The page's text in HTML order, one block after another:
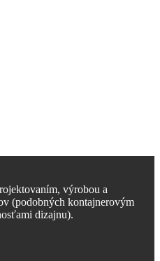
výrobou a
(podobných kontajnerovým
dizajnu).